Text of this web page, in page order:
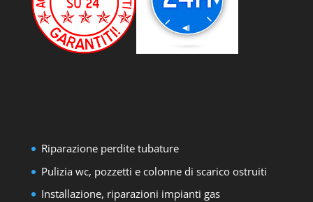
Riparazione perdite tubature
Pulizia wc, pozzetti e colonne di scarico ostruiti
Installazione, riparazioni impianti gas